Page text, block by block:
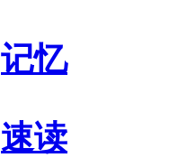
记忆
速读